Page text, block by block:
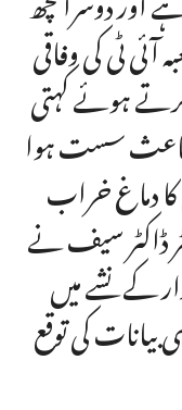
ٹی کی وفاقی
ہوئے کہتی
باعث سست ہوا
دماغ خراب
ڈاکٹر سیف نے
کے نشے میں
کی توقع